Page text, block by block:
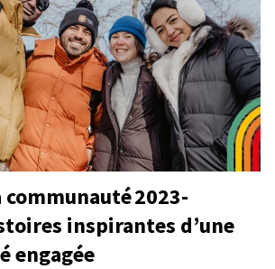
2023-
inspirantes d’une
engagée